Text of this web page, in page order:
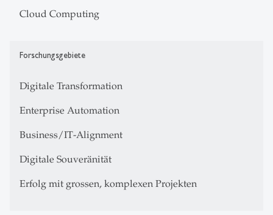
Cloud Computing
Forschungsgebiete
Digitale Transformation
Enterprise Automation
Business/IT-Alignment
Digitale Souveränität
Erfolg mit grossen, komplexen Projekten